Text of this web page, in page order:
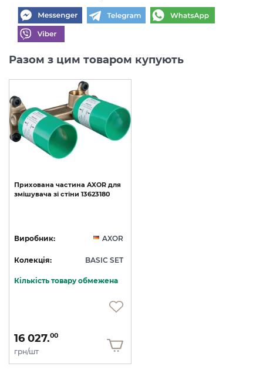
Разом з цим товаром купують
Прихована частина AXOR для
змішувача зі стіни 13623180
Виробник: AXOR
Колекція: BASIC SET
Кількість товару обмежена
16 027.00
грн/шт